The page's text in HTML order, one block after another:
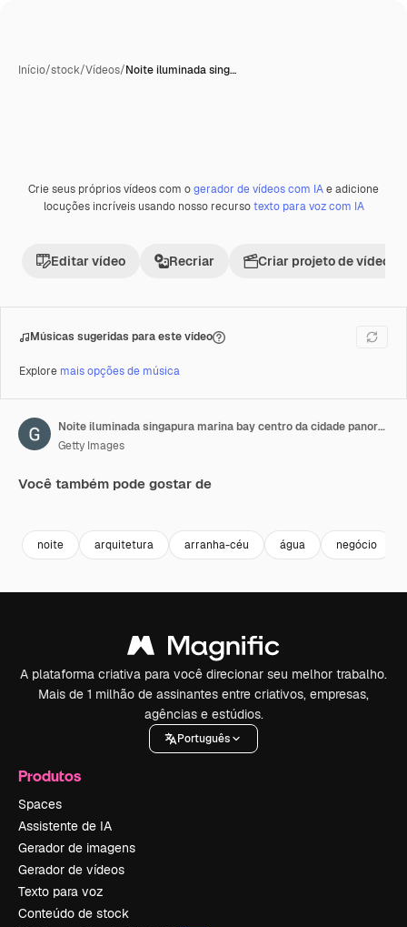
Início/stock/Vídeos/Noite iluminada sing…
Premium
Crie seus próprios vídeos com ogerador de vídeos com IAe adicione
locuções incríveis usando nosso recursotexto para voz com IA
Editar vídeo Recriar Criar projeto de vídeo
Músicas sugeridas para este vídeo
Explore mais opções de música
Noite iluminada singapura marina bay centro da cidade panorama 4k lapse de tempo
Getty Images
Você também pode gostar de
noite arquitetura arranha-céu água negócio
A plataforma criativa para você direcionar seu melhor trabalho.
Mais de 1 milhão de assinantes entre criativos, empresas,
agências e estúdios.
Português
Produtos
Spaces
Assistente de IA
Gerador de imagens
Gerador de vídeos
Texto para voz
Conteúdo de stock